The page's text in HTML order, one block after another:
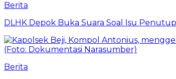
Berita
DLHK Depok Buka Suara Soal Isu
Berita